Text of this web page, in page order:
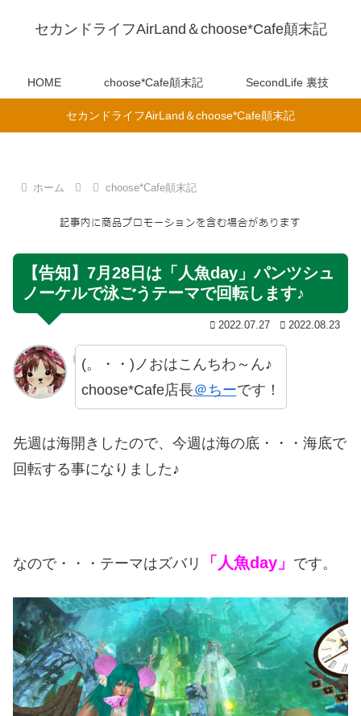
セカンドライフAirLand＆choose*Cafe顛末記
HOME choose*Cafe顛末記 SecondLife 裏技
セカンドライフAirLand＆choose*Cafe顛末記
ホーム choose*Cafe顛末記
【告知】7月28日は「人魚day」パンツシュ
ノーケルで泳ごうテーマで回転します♪
2022.07.27 2022.08.23
(。・・)ノおはこんちわ～ん♪
choose*Cafe店長＠ちーです！
先週は海開きしたので、今週は海の底・・・海底で
回転する事になりました♪
なので・・・テーマはズバリ 「人魚day」 です。